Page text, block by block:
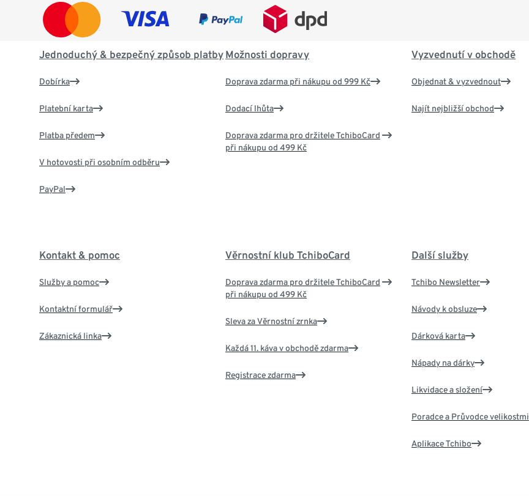
Jednoduchý & bezpečný způsob platby
Dobírka
Platební karta
Platba předem
V hotovosti při osobním odběru
PayPal
Možnosti dopravy
Doprava zdarma při nákupu od 999 Kč
Dodací lhůta
Doprava zdarma pro držitele TchiboCard
při nákupu od 499 Kč
Vyzvednutí v obchodě
Objednat & vyzvednout
Najít nejbližší obchod
Kontakt & pomoc
Služby a pomoc
Kontaktní formulář
Zákaznická linka
Věrnostní klub TchiboCard
Doprava zdarma pro držitele TchiboCard
při nákupu od 499 Kč
Sleva za Věrnostní zrnka
Každá 11. káva v obchodě zdarma
Registrace zdarma
Další služby
Tchibo Newsletter
Návody k obsluze
Dárková karta
Nápady na dárky
Likvidace a složení
Poradce a Průvodce velikostmi
Aplikace Tchibo